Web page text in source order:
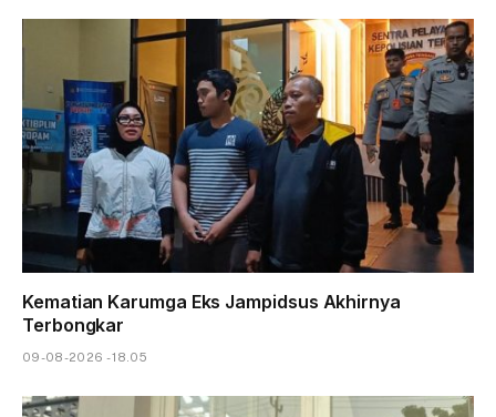
Kematian Karumga Eks Jampidsus Akhirnya
Terbongkar
09-08-2026 - 18.05